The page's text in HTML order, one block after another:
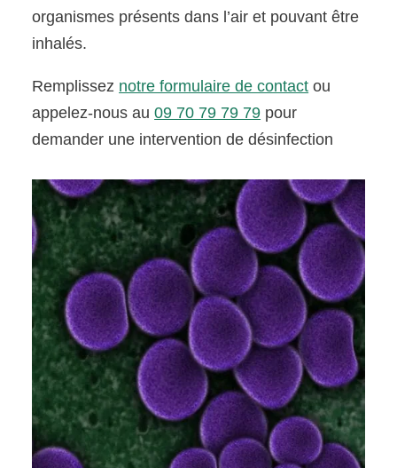
organismes présents dans l’air et pouvant être
inhalés.
Remplissez notre formulaire de contact ou
appelez-nous au09 70 79 79 79 pour
demander une intervention de désinfection